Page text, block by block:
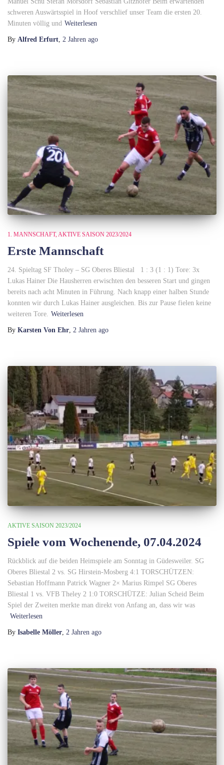
schweren Auswärtsspiel in Hoof verschlief unser Team die ersten 20.
Minuten völlig und Weiterlesen
By Alfred Erfurt 2 Jahren ago
1. MANNSCHAFT AKTIVE SAISON 2023/2024
Erste Mannschaft
24. Spieltag SF Tholey – SG Oberes Bliestal 1 : 3 (1 : 1) Tore: 3x
Lukas Hainer Die Hausherren erwischten den besseren Start und gingen
bereits nach acht Minuten in Führung. Nach knapp einer halben Stunde
konnten wir durch Lukas Hainer ausgleichen. Bis zur Pause fielen keine
weiteren Tore. Weiterlesen
By Karsten Von Ehr, 2 Jahren ago
AKTIVE SAISON 2023/2024
Spiele vom Wochenende, 07.04.2024
Rückblick auf die beiden Heimspiele am Sonntag in Güdesweiler. SG
Oberes Bliestal 2 vs. SG Hirstein-Mosberg 4:1 TORSCHÜTZEN:
Sebastian Hoffmann Patrick Wagner 2× Marius Rimpel SG Oberes
Bliestal 1 vs. VFB Theley 2 1:0 TORSCHÜTZE: Julian Scheid Beim
Spiel der Zweiten merkte man direkt von Anfang an, dass wir was
Weiterlesen
By Isabelle Möller 2 Jahren ago